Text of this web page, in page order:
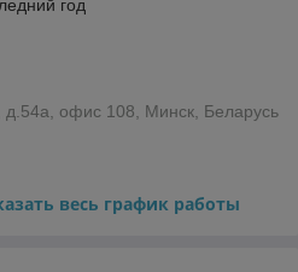
год
д.54а, офис 108, Минск, Беларусь
весь график работы